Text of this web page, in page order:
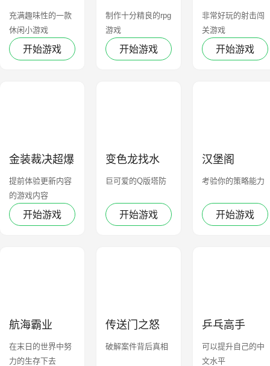
充满趣味性的一款
休闲小游戏
开始游戏
制作十分精良的rpg
游戏
开始游戏
非常好玩的射击闯
关游戏
开始游戏
金装裁决超爆
冰雪
提前体验更新内容
的游戏内容
开始游戏
变色龙找水
果：无限
巨可爱的Q版塔防
开始游戏
汉堡阁
考验你的策略能力
开始游戏
航海霸业
在末日的世界中努
力的生存下去
传送门之怒
破解案件背后真相
乒乓高手
可以提升自己的中
文水平